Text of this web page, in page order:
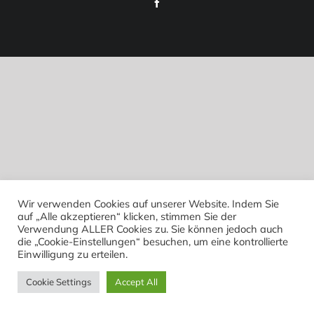
Wir verwenden Cookies auf unserer Website. Indem Sie
auf „Alle akzeptieren“ klicken, stimmen Sie der
Verwendung ALLER Cookies zu. Sie können jedoch auch
die „Cookie-Einstellungen“ besuchen, um eine kontrollierte
Einwilligung zu erteilen.
Cookie Settings Accept All